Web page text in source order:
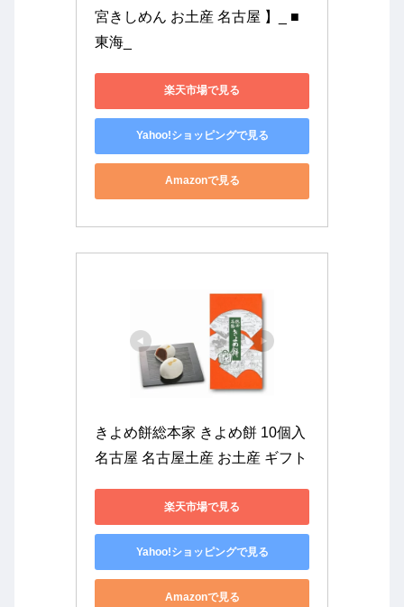
宮きしめん お土産 名古屋 】_ ■
東海_
楽天市場で見る
Yahoo!ショッピングで見る
Amazonで見る
きよめ餅総本家 きよめ餅 10個入
名古屋 名古屋土産 お土産 ギフト
楽天市場で見る
Yahoo!ショッピングで見る
Amazonで見る